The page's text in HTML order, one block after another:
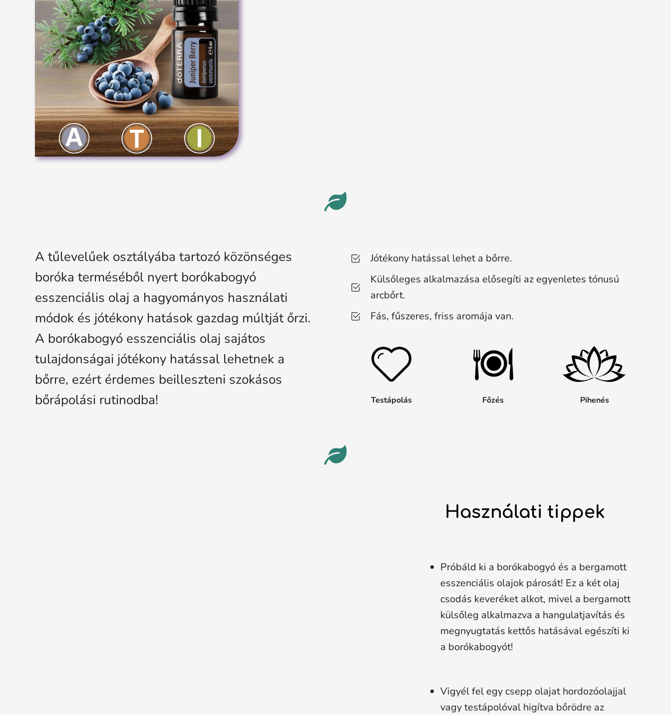
A tűlevelűek osztályába tartozó közönséges
boróka terméséből nyert borókabogyó
esszenciális olaj a hagyományos használati
módok és jótékony hatások gazdag múltját őrzi.
A borókabogyó esszenciális olaj sajátos
tulajdonságai jótékony hatással lehetnek a
bőrre, ezért érdemes beilleszteni szokásos
bőrápolási rutinodba!
Jótékony hatással lehet a bőrre.
Külsőleges alkalmazása elősegíti az egyenletes tónusú
arcbőrt.
Fás, fűszeres, friss aromája van.
Testápolás Főzés Pihenés
Használati tippek
Próbáld ki a borókabogyó és a bergamott
esszenciális olajok párosát! Ez a két olaj
csodás keveréket alkot, mivel a bergamott
külsőleg alkalmazva a hangulatjavítás és
megnyugtatás kettős hatásával egészíti ki
a borókabogyót!
Vigyél fel egy csepp olajat hordozóolajjal
vagy testápolóval higítva bőrödre az